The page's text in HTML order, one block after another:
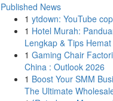
Published News
1 ytdown: YouTube
1 Hotel Murah:
Lengkap & Tips Hemat
1 Gaming Chair
China : Outlook 2026
1 Boost Your SMM
The Ultimate